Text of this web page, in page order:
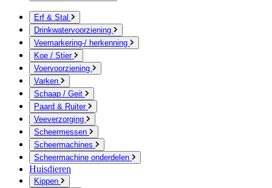
Erf & Stal
Drinkwatervoorziening
Veemarkering-/ herkenning
Koe / Stier
Voervoorziening
Varken
Schaap / Geit
Paard & Ruiter
Veeverzorging
Scheermessen
Scheermachines
Scheermachine onderdelen
Huisdieren
Kippen